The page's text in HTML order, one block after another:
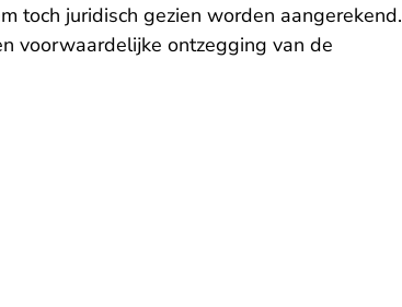
toch juridisch gezien worden aangerekend.
voorwaardelijke ontzegging van de